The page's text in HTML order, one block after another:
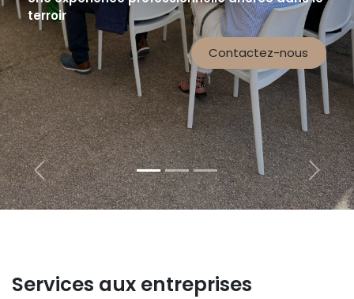
terroir
Contactez-nous
Précédent
Services aux entreprises